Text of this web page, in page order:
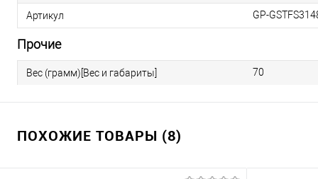
Артикул GP-
Прочие
Вес (грамм)[Вес и габариты] 70
ПОХОЖИЕ ТОВАРЫ (8)